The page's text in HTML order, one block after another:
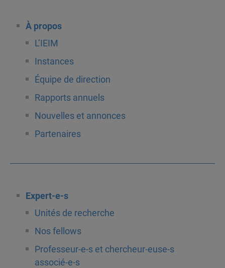
À propos
L’IEIM
Instances
Équipe de direction
Rapports annuels
Nouvelles et annonces
Partenaires
Expert-e-s
Unités de recherche
Nos fellows
Professeur-e-s et chercheur-euse-s
associé-e-s